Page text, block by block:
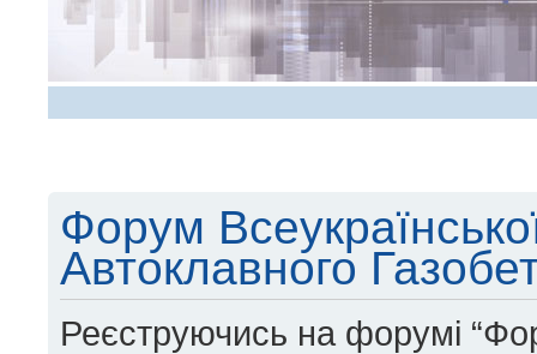
Форум
Автоклавного
Реєструючись на форумі